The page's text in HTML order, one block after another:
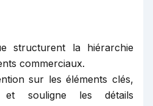
structurent la hiérarchie
commerciaux.
sur les éléments clés,
et souligne les détails